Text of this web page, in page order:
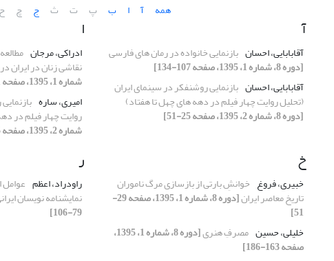
همه
آ ا ب پ ت ث ج چ ح
آ
آقابابایی، احسان بازنمایی خانواده در رمان‏ های فارسی
[دوره 8، شماره 1، 1395، صفحه 107-134]
آقابابایی، احسان بازنمایی روشنفکر در سینمای ایران
(تحلیل روایت چهار فیلم در دهه های چهل تا هفتاد)
[دوره 8، شماره 2، 1395، صفحه 25-51]
ا
ادراکی، مرجان
نقاشی زنان در ایران در
شماره 1، 1395، صفحه 1-28]
امیری، ساره
روایت چهار فیلم در
شماره 2، 1395، صفحه 25-51]
خ
خبیری، فروغ خوانشِ بارتی از بازسازی مرگ ناموران
تاریخ معاصر ایران [دوره 8، شماره 1، 1395، صفحه 29-
51]
خلیلی، حسین مصرفِ هنری [دوره 8، شماره 1، 1395،
صفحه 163-186]
ر
راودراد، اعظم عوامل
نمایشنامه‏ نویسان
79-106]